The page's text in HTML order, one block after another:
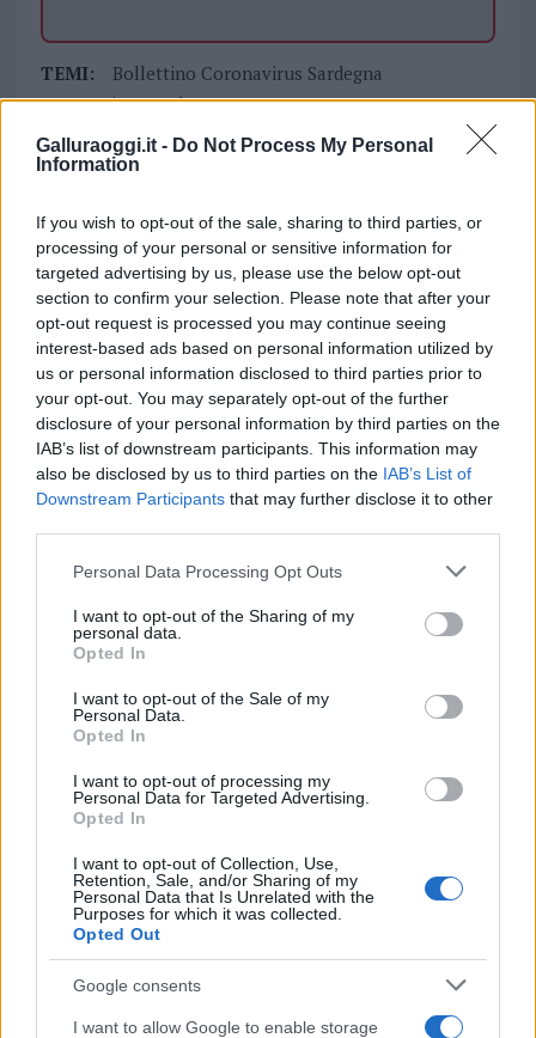
Galluraoggi.it - Do Not Process My Personal
Information
If you wish to opt-out of the sale, sharing to third parties, or
processing of your personal or sensitive information for
targeted advertising by us, please use the below opt-out
section to confirm your selection. Please note that after your
opt-out request is processed you may continue seeing
interest-based ads based on personal information utilized by
us or personal information disclosed to third parties prior to
your opt-out. You may separately opt-out of the further
disclosure of your personal information by third parties on the
IAB’s list of downstream participants. This information may
also be disclosed by us to third parties on the IAB’s List of
Downstream Participants that may further disclose it to other
Please note that this website/app uses one or more Google
not limited to your visit or usage behaviour. You may click to
grant or deny consent to Google and its third-party tags to
use your data for below specified purposes in below Google
consent section.
Personal Data Processing Opt Outs
I want to opt-out of the Sharing of my
personal data.
Opted In
I want to opt-out of the Sale of my
Personal Data.
Opted In
I want to opt-out of processing my
Personal Data for Targeted Advertising.
Opted In
I want to opt-out of Collection, Use,
Retention, Sale, and/or Sharing of my
Personal Data that Is Unrelated with the
Purposes for which it was collected.
Opted Out
Google consents
I want to allow Google to enable storage
TEMI:
Bollettino Coronavirus Sardegna
Coronavirus Sardegna
Notizie in tempo reale?
GalluraOggi.it
Inviaci le tue segnalazioni,
i tuoi video e le tue foto
Su WhatsApp al numero +39
345 356 7512
Ricevi le nostre ultime news
da Google News
Condividi l'articolo
F
a
ce
b
o
o
T
w
it
te
r
Pi
n
te
re
st
W
h
at
s
A
p
p
S
h
a
re
Articolo precedente
Prossimo articolo
NOTIZIE RECENTI